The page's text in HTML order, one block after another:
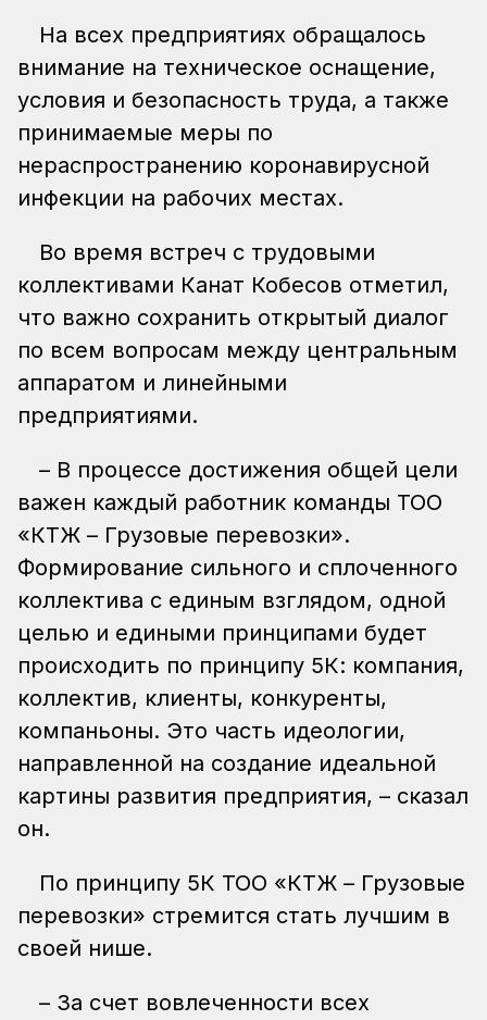
На всех предприятиях обращалось
внимание на техническое оснащение,
условия и безопасность труда, а также
принимаемые меры по
нераспространению коронавирусной
инфекции на рабочих местах.
Во время встреч с трудовыми
коллективами Канат Кобесов отметил,
что важно сохранить открытый диалог
по всем вопросам между центральным
аппаратом и линейными
предприятиями.
– В процессе достижения общей цели
важен каждый работник команды ТОО
«КТЖ – Грузовые перевозки».
Формирование сильного и сплоченного
коллектива с единым взглядом, одной
целью и едиными принципами будет
происходить по принципу 5К: компания,
коллектив, клиенты, конкуренты,
компаньоны. Это часть идеологии,
направленной на создание идеальной
картины развития предприятия, – сказал
он.
По принципу 5К ТОО «КТЖ – Грузовые
перевозки» стремится стать лучшим в
своей нише.
– За счет вовлеченности всех